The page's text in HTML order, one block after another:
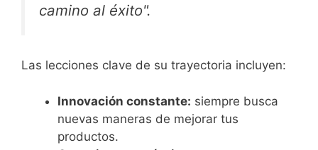
camino al éxito".
Las lecciones clave de su trayectoria incluyen:
Innovación constante: siempre busca
nuevas maneras de mejorar tus
productos.